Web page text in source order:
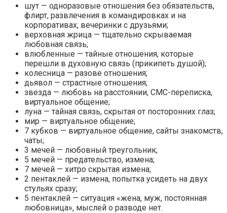
шут — одноразовые отношения без обязательств,
флирт, развлечения в командировках и на
корпоративах, вечеринки с друзьями;
верховная жрица — тщательно скрываемая
любовная связь;
влюбленные — тайные отношения, которые
перешли в духовную связь (прикипеть душой);
колесница — разове отношения;
дьявол — страстные отношения;
звезда — любовь на расстоянии, СМС-переписка,
виртуальное общение;
луна — тайная связь, скрытая от посторонних глаз;
мир — виртуальное общение;
7 кубков — виртуальное общение, сайты знакомств,
чаты;
3 мечей — любовный треугольник;
5 мечей — предательство, измена;
7 мечей — хитро скрытая измена;
2 пентаклей — измена, попытка усидеть на двух
стульях сразу;
5 пентаклей — ситуация «жена, муж, постоянная
любовница», мыслей о разводе нет.